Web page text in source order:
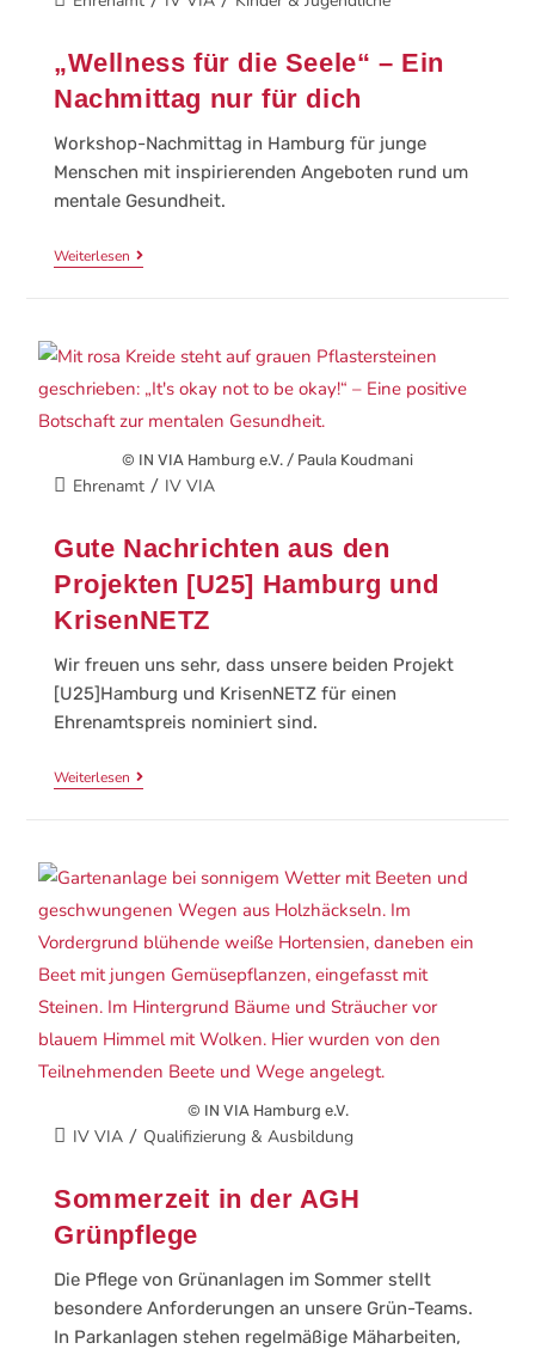
„Wellness für die Seele“ – Ein
Nachmittag nur für dich
Workshop-Nachmittag in Hamburg für junge
Menschen mit inspirierenden Angeboten rund um
mentale Gesundheit.
Weiterlesen
© IN VIA Hamburg e.V. / Paula Koudmani
Ehrenamt / IV VIA
Gute Nachrichten aus den
Projekten [U25] Hamburg und
KrisenNETZ
Wir freuen uns sehr, dass unsere beiden Projekt
[U25]Hamburg und KrisenNETZ für einen
Ehrenamtspreis nominiert sind.
Weiterlesen
© IN VIA Hamburg e.V.
IV VIA / Qualifizierung & Ausbildung
Sommerzeit in der AGH
Grünpflege
Die Pflege von Grünanlagen im Sommer stellt
besondere Anforderungen an unsere Grün-Teams.
In Parkanlagen stehen regelmäßige Mäharbeiten,